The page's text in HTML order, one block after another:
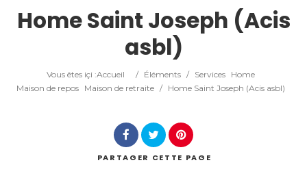
Lieu
Home Saint Joseph (Acis
asbl)
Vous êtes içi :Accueil / Éléments / Services Home
Maison de repos Maison de retraite / Home Saint Joseph (Acis asbl)
PARTAGER CETTE PAGE